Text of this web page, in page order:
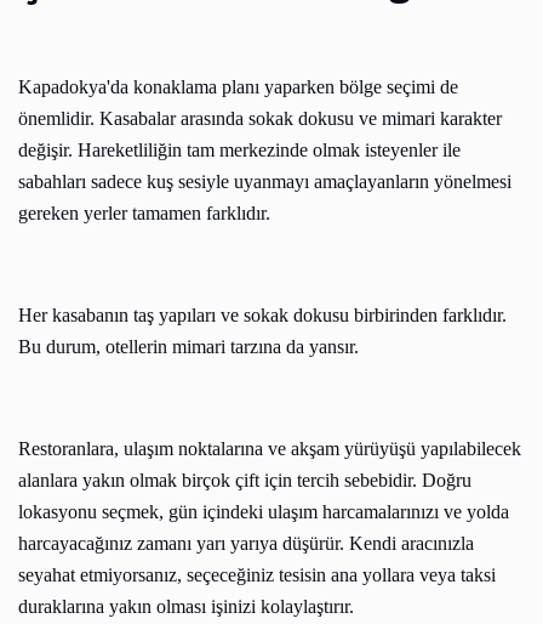
Kapadokya'da konaklama planı yaparken bölge seçimi de
önemlidir. Kasabalar arasında sokak dokusu ve mimari karakter
değişir. Hareketliliğin tam merkezinde olmak isteyenler ile
sabahları sadece kuş sesiyle uyanmayı amaçlayanların yönelmesi
gereken yerler tamamen farklıdır.
Her kasabanın taş yapıları ve sokak dokusu birbirinden farklıdır.
Bu durum, otellerin mimari tarzına da yansır.
Restoranlara, ulaşım noktalarına ve akşam yürüyüşü yapılabilecek
alanlara yakın olmak birçok çift için tercih sebebidir. Doğru
lokasyonu seçmek, gün içindeki ulaşım harcamalarınızı ve yolda
harcayacağınız zamanı yarı yarıya düşürür. Kendi aracınızla
seyahat etmiyorsanız, seçeceğiniz tesisin ana yollara veya taksi
duraklarına yakın olması işinizi kolaylaştırır.